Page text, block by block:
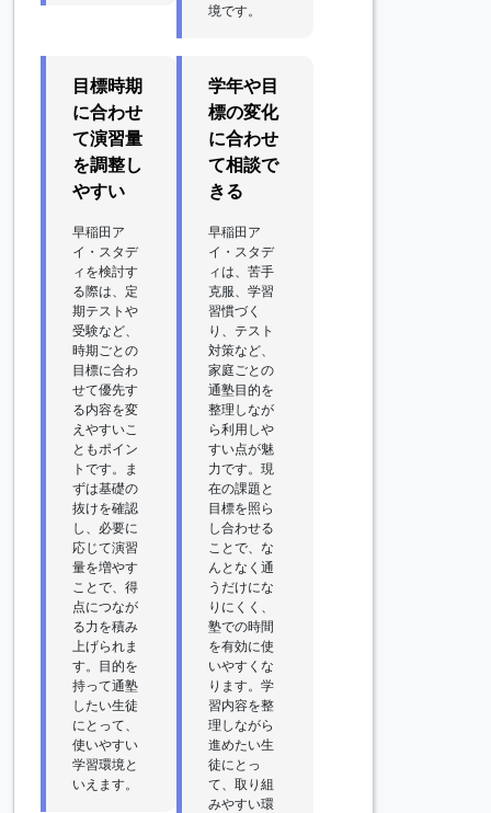
境です。
目標時期
に合わせ
て演習量
を調整し
やすい
早稲田ア
イ・スタデ
ィを検討す
る際は、定
期テストや
受験など、
時期ごとの
目標に合わ
せて優先す
る内容を変
えやすいこ
ともポイン
トです。ま
ずは基礎の
抜けを確認
し、必要に
応じて演習
量を増やす
ことで、得
点につなが
る力を積み
上げられま
す。目的を
持って通塾
したい生徒
にとって、
使いやすい
学習環境と
いえます。
学年や目
標の変化
に合わせ
て相談で
きる
早稲田ア
イ・スタデ
ィは、苦手
克服、学習
習慣づく
り、テスト
対策など、
家庭ごとの
通塾目的を
整理しなが
ら利用しや
すい点が魅
力です。現
在の課題と
目標を照ら
し合わせる
ことで、な
んとなく通
うだけにな
りにくく、
塾での時間
を有効に使
いやすくな
ります。学
習内容を整
理しながら
進めたい生
徒にとっ
て、取り組
みやすい環